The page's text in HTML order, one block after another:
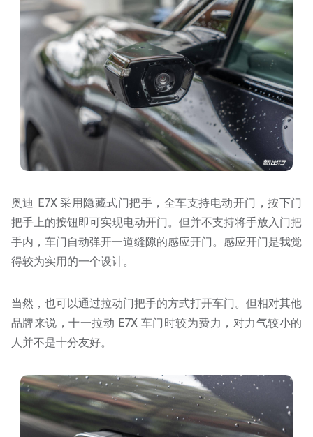
奥迪 E7X 采用隐藏式门把手，全车支持电动开门，按下门
把手上的按钮即可实现电动开门。但并不支持将手放入门把
手内，车门自动弹开一道缝隙的感应开门。感应开门是我觉
得较为实用的一个设计。
当然，也可以通过拉动门把手的方式打开车门。但相对其他
品牌来说，十一拉动 E7X 车门时较为费力，对力气较小的
人并不是十分友好。